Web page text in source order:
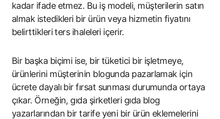
kadar ifade etmez. Bu iş modeli, müşterilerin satın
almak istedikleri bir ürün veya hizmetin fiyatını
belirttikleri ters ihaleleri içerir.
Bir başka biçimi ise, bir tüketici bir işletmeye,
ürünlerini müşterinin blogunda pazarlamak için
ücrete dayalı bir fırsat sunması durumunda ortaya
çıkar. Örneğin, gıda şirketleri gıda blog
yazarlarından bir tarife yeni bir ürün eklemelerini